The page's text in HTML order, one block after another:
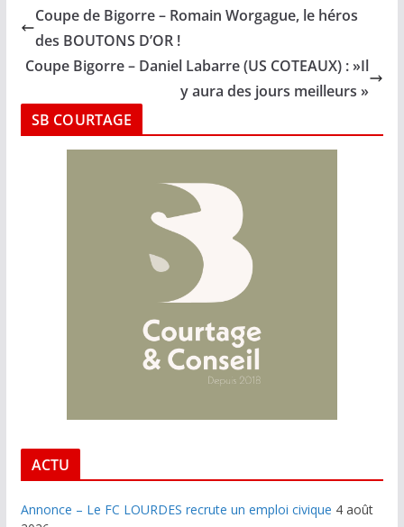
Coupe de Bigorre – Romain Worgague, le héros
des BOUTONS D’OR !
Coupe Bigorre – Daniel Labarre (US COTEAUX) : »Il
y aura des jours meilleurs »
SB COURTAGE
ACTU
Annonce – Le FC LOURDES recrute un emploi civique 4 août